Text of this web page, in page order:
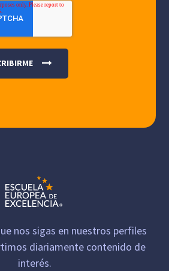
nos sigas en nuestros perfiles
diariamente contenido de
interés.